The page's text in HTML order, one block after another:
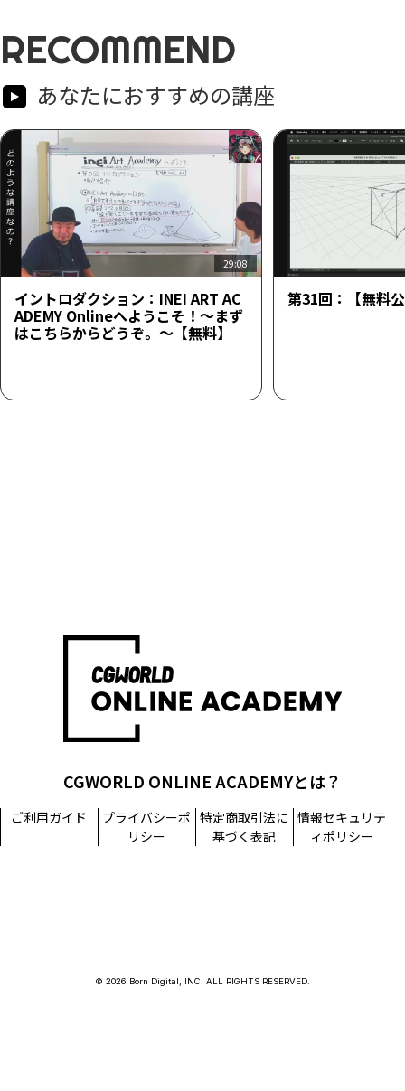
RECOMMEND
あなたにおすすめの講座
29:08
イントロダクション：INEI ART AC
ADEMY Onlineへようこそ！～まず
はこちらからどうぞ。～【無料】
第31回：【無料
CGWORLD ONLINE ACADEMYとは？
ご利用ガイド
プライバシーポ
リシー
特定商取引法に
基づく表記
情報セキュリテ
ィポリシー
© 2026 Born Digital, INC. ALL RIGHTS RESERVED.